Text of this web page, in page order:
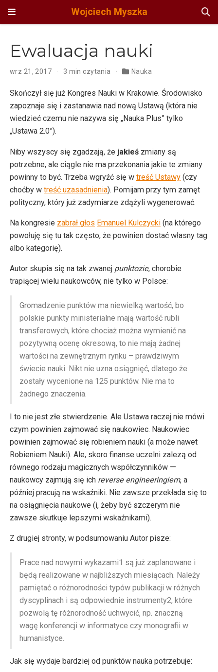
Wojciech Myszka
Ewaluacja nauki
wrz 21, 2017 3 min czytania Nauka
Skończył się już Kongres Nauki w Krakowie. Środowisko
zapoznaje się i zastanawia nad nową Ustawą (która nie
wiedzieć czemu nie nazywa się „Nauka Plus” tylko
„Ustawa 2.0”).
Niby wszyscy się zgadzają, że jakieś zmiany są
potrzebne, ale ciągle nie ma przekonania jakie te zmiany
powinny to być. Trzeba wgryźć się w treść Ustawy (czy
choćby w treść uzasadnienia). Pomijam przy tym zamęt
polityczny, który już zadymiarze zdążyli wygenerować.
Na kongresie zabrał głos Emanuel Kulczycki (na którego
powołuję się tu tak często, że powinien dostać własny tag
albo kategorię).
Autor skupia się na tak zwanej punktozie, chorobie
trapiącej wielu naukowców, nie tylko w Polsce:
Gromadzenie punktów ma niewielką wartość, bo
polskie punkty ministerialne mają wartość rubli
transferowych, które chociaż można wymienić na
pozytywną ocenę okresową, to nie mają żadnej
wartości na zewnętrznym rynku – prawdziwym
świecie nauki. Nikt nie uzna osiągnięć, dlatego że
zostały wycenione na 125 punktów. Nie ma to
żadnego znaczenia.
I to nie jest złe stwierdzenie. Ale Ustawa raczej nie mówi
czym powinien zajmować się naukowiec. Naukowiec
powinien zajmować się robieniem nauki (a może nawet
Robieniem Nauki). Ale, skoro finanse uczelni zalezą od
równego rodzaju magicznych współczynników —
naukowcy zajmują się ich reverse engineeringiem, a
później pracują na wskaźniki. Nie zawsze przekłada się to
na osiągnięcia naukowe (i, żeby być szczerym nie
zawsze skutkuje lepszymi wskaźnikami).
Z drugiej stronty, w podsumowaniu Autor pisze:
Prace nad nowymi wykazami1 są już zaplanowane i
będą realizowane w najbliższych miesiącach. Należy
pamiętać o różnorodności typów publikacji w różnych
dyscyplinach i są odpowiednie instrumenty2, które
pozwolą tę różnorodność uchwycić, np. znaczną
wagę konferencji w informatyce czy monografii w
humanistyce.
Jak się wydaje bardziej od punktów nauka potrzebuje: